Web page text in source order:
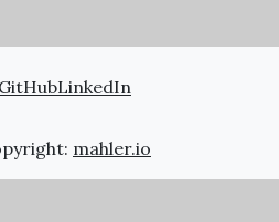
GitHubLinkedIn
mahler.io